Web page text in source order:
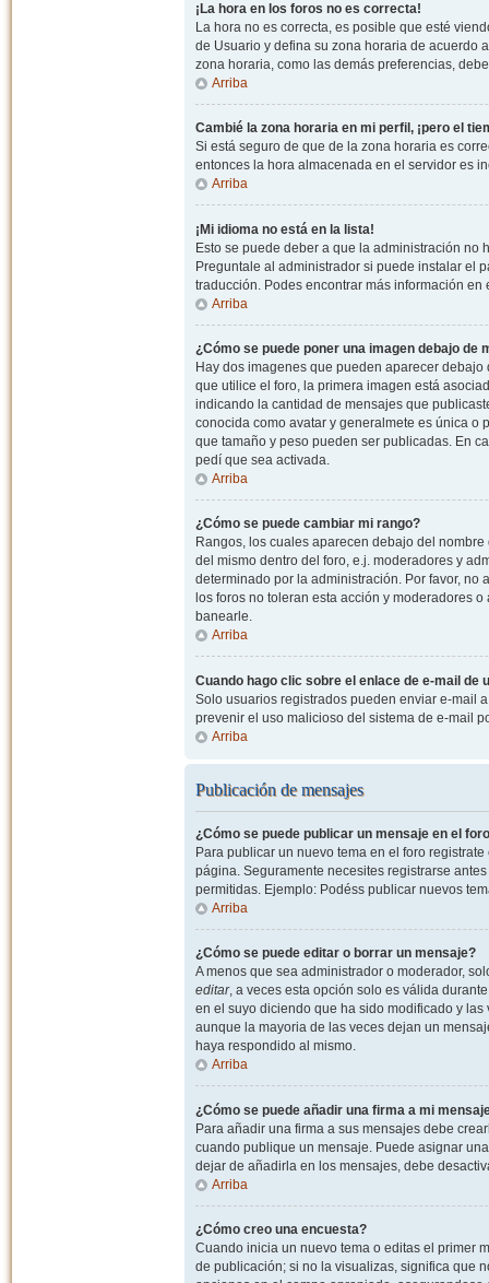
¡La hora en los foros no es correcta!
La hora no es correcta, es posible que esté
de Usuario y defina su zona horaria de acuerdo
zona horaria, como las demás preferencias,
Arriba
Cambié la zona horaria en mi perfil, ¡pero el
Si está seguro de que de la zona horaria es
entonces la hora almacenada en el servidor es
Arriba
¡Mi idioma no está en la lista!
Esto se puede deber a que la administración no
Preguntale al administrador si puede instalar el
traducción. Podes encontrar más información
Arriba
¿Cómo se puede poner una imagen debajo de
Hay dos imagenes que pueden aparecer
que utilice el foro, la primera imagen está
indicando la cantidad de mensajes que
conocida como avatar y generalmete es única o
que tamaño y peso pueden ser publicadas. En
pedí que sea activada.
Arriba
¿Cómo se puede cambiar mi rango?
Rangos, los cuales aparecen debajo del
del mismo dentro del foro, e.j. moderadores y
determinado por la administración. Por favor,
los foros no toleran esta acción y moderadores
banearle.
Arriba
Cuando hago clic sobre el enlace de e-mail de
Solo usuarios registrados pueden enviar e-mail
prevenir el uso malicioso del sistema de e-mail
Arriba
Publicación de mensajes
¿Cómo se puede publicar un mensaje en el
Para publicar un nuevo tema en el foro
página. Seguramente necesites registrarse
permitidas. Ejemplo: Podéss publicar nuevos
Arriba
¿Cómo se puede editar o borrar un mensaje?
A menos que sea administrador o moderador,
editar, a veces esta opción solo es válida
en el suyo diciendo que ha sido modificado y
aunque la mayoria de las veces dejan un
haya respondido al mismo.
Arriba
¿Cómo se puede añadir una firma a mi
Para añadir una firma a sus mensajes debe
cuando publique un mensaje. Puede asignar
dejar de añadirla en los mensajes, debe
Arriba
¿Cómo creo una encuesta?
Cuando inicia un nuevo tema o editas el primer
de publicación; si no la visualizas, significa que